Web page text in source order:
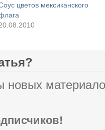
цветов мексиканского
новых